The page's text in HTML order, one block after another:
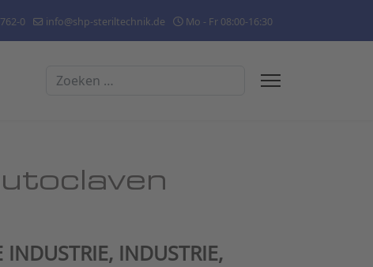
0 info@shp-steriltechnik.de Mo - Fr 08:00-16:30
Zoeken
INDUSTRIE,